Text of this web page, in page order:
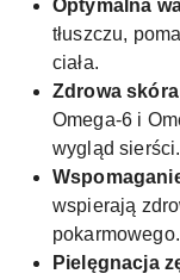
Optymalna
tłuszczu,
ciała.
Zdrowa
Omega-6 i
wygląd sierści.
wspierają
pokarmowego.
Pielęgnacja